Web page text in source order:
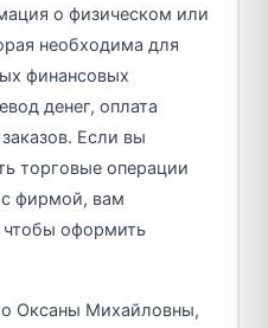
о физическом или
необходима для
финансовых
денег, оплата
Если вы
торговые операции
с фирмой, вам
чтобы оформить
Оксаны Михайловны,